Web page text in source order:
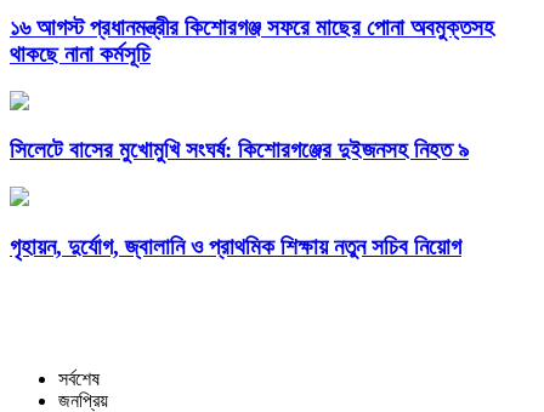
১৬ আগস্ট প্রধানমন্ত্রীর কিশোরগঞ্জ সফরে মাছের পোনা অবমুক্তসহ
থাকছে নানা কর্মসূচি
সিলেটে বাসের মুখোমুখি সংঘর্ষ: কিশোরগঞ্জের দুইজনসহ নিহত ৯
গৃহায়ন, দুর্যোগ, জ্বালানি ও প্রাথমিক শিক্ষায় নতুন সচিব নিয়োগ
সর্বশেষ
জনপ্রিয়